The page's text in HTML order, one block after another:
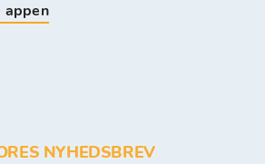
appen
NYHEDSBREV